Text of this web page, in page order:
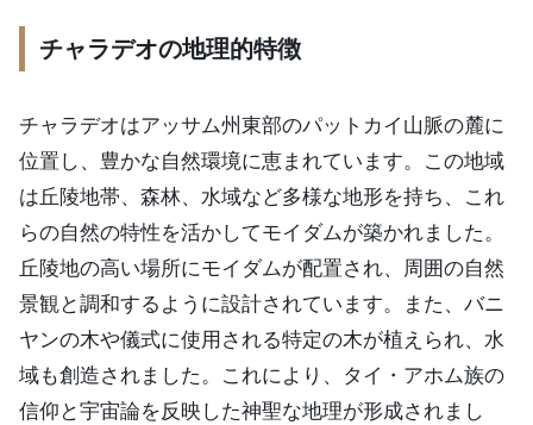
チャラデオの地理的特徴
チャラデオはアッサム州東部のパットカイ山脈の麓に
位置し、豊かな自然環境に恵まれています。この地域
は丘陵地帯、森林、水域など多様な地形を持ち、これ
らの自然の特性を活かしてモイダムが築かれました。
丘陵地の高い場所にモイダムが配置され、周囲の自然
景観と調和するように設計されています。また、バニ
ヤンの木や儀式に使用される特定の木が植えられ、水
域も創造されました。これにより、タイ・アホム族の
信仰と宇宙論を反映した神聖な地理が形成されまし